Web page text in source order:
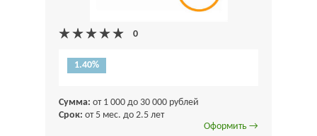
1.40%
Сумма: от 1 000 до 30 000 рублей
Срок: от 5 мес. до 2.5 лет
Оформить →